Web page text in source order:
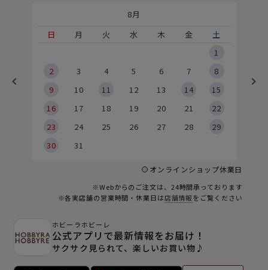
8月
日
月 火 水 木 金
土
1
2
3 4 5 6 7
8
9
10 11 12 13 14
15
16
17 18 19 20 21
22
23
24 25 26 27 28
29
30
31
オンラインショップ休業日
※Webからのご注文は、24時間承っております
※各実店舗の営業時間・休業日は店舗情報をご覧ください
ホビーラホビーレ
公式アプリで最新情報をお届け！
サクサク見られて、楽しいお買い物♪